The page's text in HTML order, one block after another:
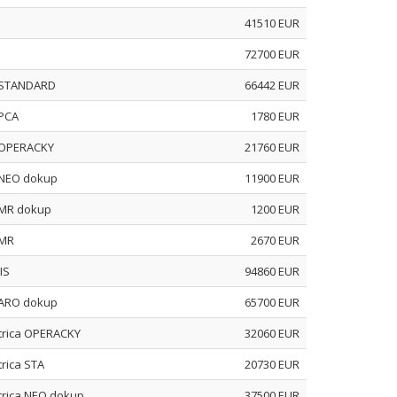
41510 EUR
72700 EUR
66442 EUR
1780 EUR
21760 EUR
dokup
11900 EUR
dokup
1200 EUR
2670 EUR
94860 EUR
dokup
65700 EUR
OPERACKY
32060 EUR
STA
20730 EUR